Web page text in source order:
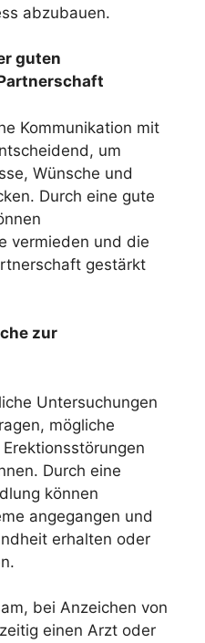
abzubauen.
guten
Kommunikation mit
um
Wünsche und
Durch eine gute
vermieden und die
gestärkt
zur
Untersuchungen
mögliche
Durch eine
können
angegangen und
erhalten oder
bei Anzeichen von
einen Arzt oder